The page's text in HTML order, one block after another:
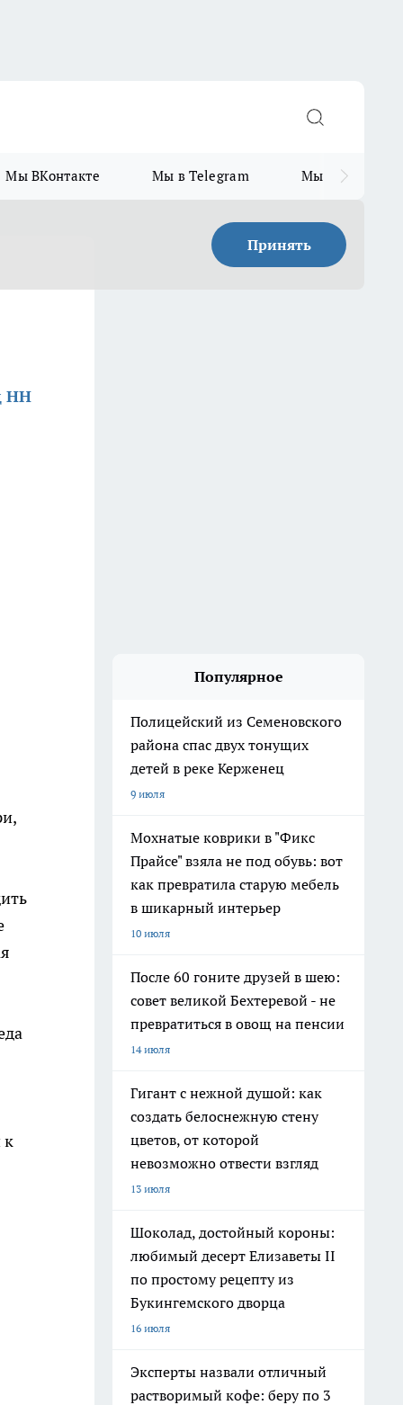
Мы ВКонтакте Мы в Telegram Мы в MAX
Принять
НН
к
Популярное
Полицейский из Семеновского
района спас двух тонущих
детей в реке Керженец
9 июля
Мохнатые коврики в "Фикс
Прайсе" взяла не под обувь: вот
как превратила старую мебель
в шикарный интерьер
10 июля
После 60 гоните друзей в шею:
совет великой Бехтеревой - не
превратиться в овощ на пенсии
14 июля
Гигант с нежной душой: как
создать белоснежную стену
цветов, от которой
невозможно отвести взгляд
13 июля
Шоколад, достойный короны:
любимый десерт Елизаветы II
по простому рецепту из
Букингемского дворца
16 июля
Эксперты назвали отличный
растворимый кофе: беру по 3